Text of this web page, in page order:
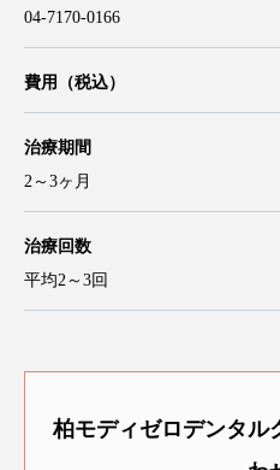
04-7170-0166
費用（税込）
治療期間
2～3ヶ月
治療回数
平均2～3回
柏モディゼロデンタル